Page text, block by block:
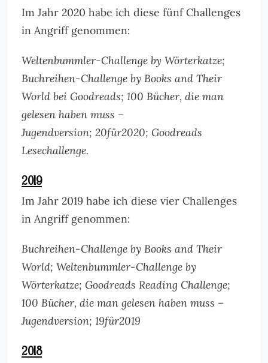
Im Jahr 2020 habe ich diese fünf Challenges
in Angriff genommen:
Weltenbummler-Challenge by Wörterkatze;
Buchreihen-Challenge by Books and Their
World bei Goodreads; 100 Bücher, die man
gelesen haben muss –
Jugendversion; 20für2020; Goodreads
Lesechallenge.
2019
Im Jahr 2019 habe ich diese vier Challenges
in Angriff genommen:
Buchreihen-Challenge by Books and Their
World; Weltenbummler-Challenge by
Wörterkatze; Goodreads Reading Challenge;
100 Bücher, die man gelesen haben muss –
Jugendversion; 19für2019
2018